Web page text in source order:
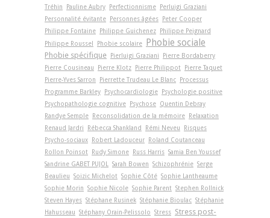
Tréhin
Pauline Aubry Perfectionnisme Perluigi Graziani
Personnalité évitante Personnes âgées Peter Cooper
Philippe Fontaine Philippe Guichenez Philippe Peignard
Philippe Roussel
Phobie scolaire Phobie sociale
Phobie spécifique Pierluigi Graziani
Pierre Bordaberry
Pierre Cousineau
Pierre Klotz Pierre Philippot Pierre Taquet
Pierre-Yves Sarron
Pierrette Trudeau Le Blanc Processus
Programme Barkley Psychocardiologie Psychologie positive
Psychopathologie cognitive Psychose Quentin Debray
Randye Semple Reconsolidation de la mémoire Relaxation
Renaud Jardri
Rébecca Shankland Rémi Neveu
Risques
Psycho-sociaux Robert Ladouceur Roland Coutanceau
Rollon Poinsot Rudy Simone Russ Harris Samia Ben Youssef
Sandrine GABET PUJOL
Sarah Bowen Schizophrénie Serge
Beaulieu Soizic Michelot Sophie Côté Sophie Lantheaume
Sophie Morin Sophie Nicole Sophie Parent Stephen Rollnick
Steven Hayes Stéphane Rusinek Stéphanie Bioulac Stéphanie
Hahusseau Stéphany Orain-Pelissolo Stress Stress post-